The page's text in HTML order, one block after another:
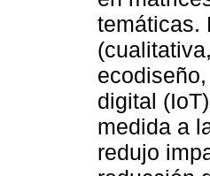
temáticas.
digital
medida a
redujo